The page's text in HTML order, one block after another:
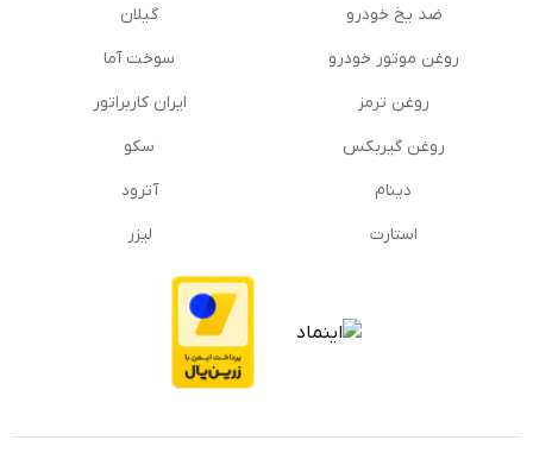
ضد یخ خودرو
روغن موتور خودرو
روغن ترمز
روغن گیربكس
دینام
استارت
گیلان
سوخت آما
ایران کاربراتور
سکو
آترود
لیزر